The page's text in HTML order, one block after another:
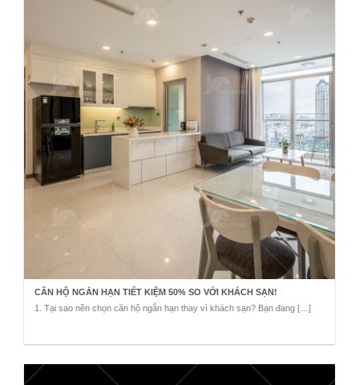
CĂN HỘ NGẮN HẠN TIẾT KIỆM 50% SO VỚI KHÁCH SẠN!
1. Tại sao nên chọn căn hộ ngắn hạn thay vì khách sạn? Bạn đang […]